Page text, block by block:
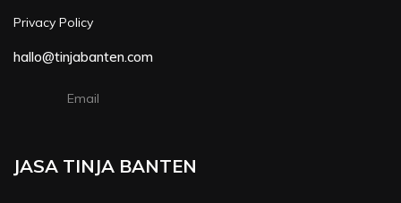
Privacy Policy
hallo@tinjabanten.com
Email
JASA TINJA BANTEN